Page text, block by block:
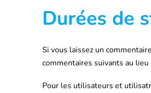
Durées de
Si vous laissez un
commentaires suivants au
Pour les utilisateurs et